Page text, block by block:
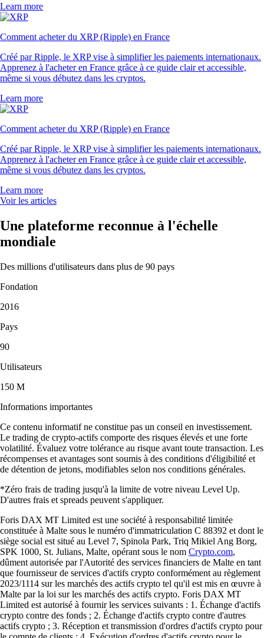
Learn more
Comment acheter du XRP (Ripple) en France
Créé par Ripple, le XRP vise à simplifier les paiements internationaux.
Apprenez à l'acheter en France grâce à ce guide clair et accessible,
même si vous débutez dans les cryptos.
Learn more
Comment acheter du XRP (Ripple) en France
Créé par Ripple, le XRP vise à simplifier les paiements internationaux.
Apprenez à l'acheter en France grâce à ce guide clair et accessible,
même si vous débutez dans les cryptos.
Learn more
Voir les articles
Une plateforme reconnue à l'échelle
mondiale
Des millions d'utilisateurs dans plus de 90 pays
Fondation
2016
Pays
90
Utilisateurs
150 M
Informations importantes
Ce contenu informatif ne constitue pas un conseil en investissement.
Le trading de crypto-actifs comporte des risques élevés et une forte
volatilité. Évaluez votre tolérance au risque avant toute transaction. Les
récompenses et avantages sont soumis à des conditions d'éligibilité et
de détention de jetons, modifiables selon nos conditions générales.
*Zéro frais de trading jusqu'à la limite de votre niveau Level Up.
D'autres frais et spreads peuvent s'appliquer.
Foris DAX MT Limited est une société à responsabilité limitée
constituée à Malte sous le numéro d'immatriculation C 88392 et dont le
siège social est situé au Level 7, Spinola Park, Triq Mikiel Ang Borg,
SPK 1000, St. Julians, Malte, opérant sous le nom Crypto.com,
dûment autorisée par l'Autorité des services financiers de Malte en tant
que fournisseur de services d'actifs crypto conformément au règlement
2023/1114 sur les marchés des actifs crypto tel qu'il est mis en œuvre à
Malte par la loi sur les marchés des actifs crypto. Foris DAX MT
Limited est autorisé à fournir les services suivants : 1. Échange d'actifs
crypto contre des fonds ; 2. Échange d'actifs crypto contre d'autres
actifs crypto ; 3. Réception et transmission d'ordres d'actifs crypto pour